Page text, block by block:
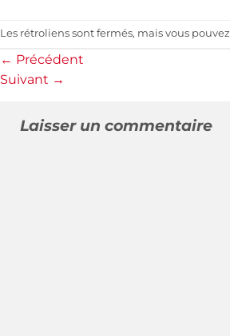
Les rétroliens sont fermés, mais vous pouvez
← Précédent
Suivant →
Laisser un commentaire